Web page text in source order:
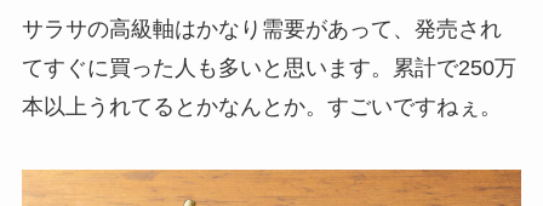
サラサの高級軸はかなり需要があって、発売され
てすぐに買った人も多いと思います。累計で250万
本以上うれてるとかなんとか。すごいですねぇ。